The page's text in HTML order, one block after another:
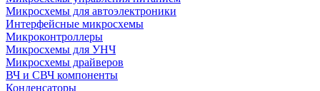
Микросхемы для автоэлектроники
Интерфейсные микросхемы
Микроконтроллеры
Микросхемы для УНЧ
Микросхемы драйверов
ВЧ и СВЧ компоненты
Конденсаторы